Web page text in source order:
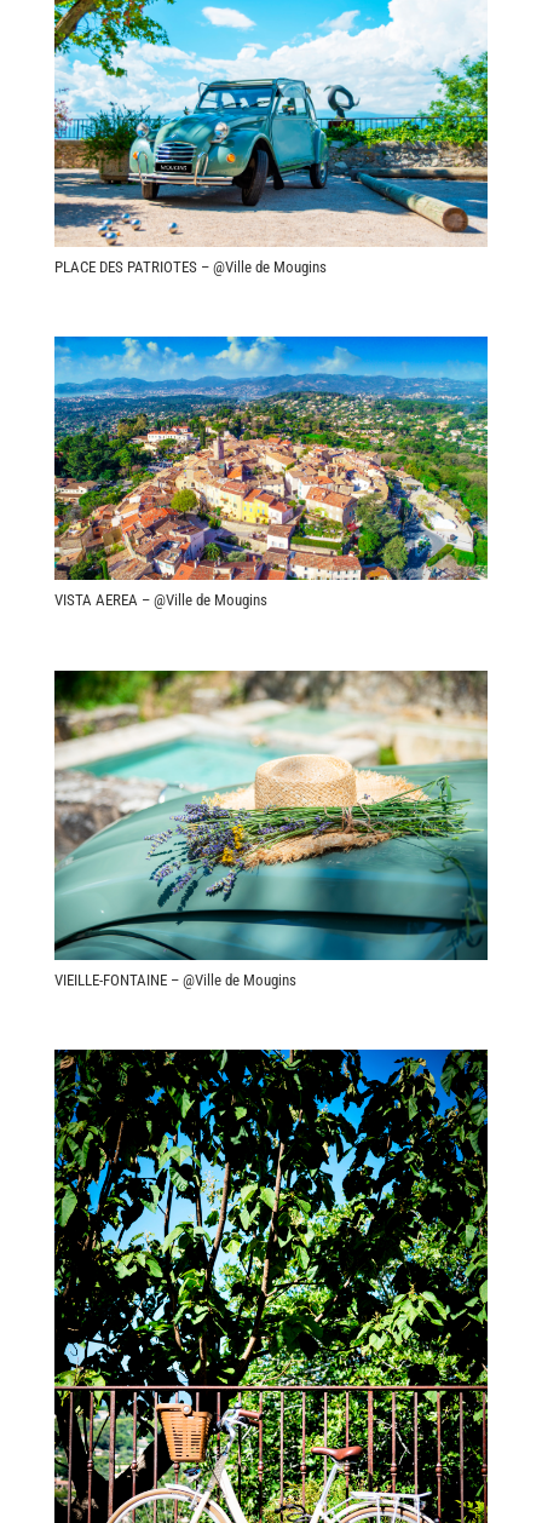
PLACE DES PATRIOTES – @Ville de Mougins
VISTA AEREA – @Ville de Mougins
VIEILLE-FONTAINE – @Ville de Mougins